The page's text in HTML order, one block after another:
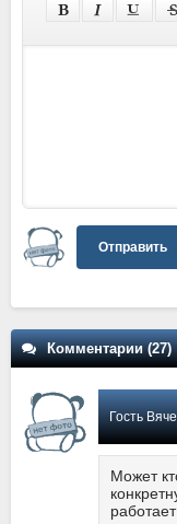
Отправить
Комментарии (27)
Может